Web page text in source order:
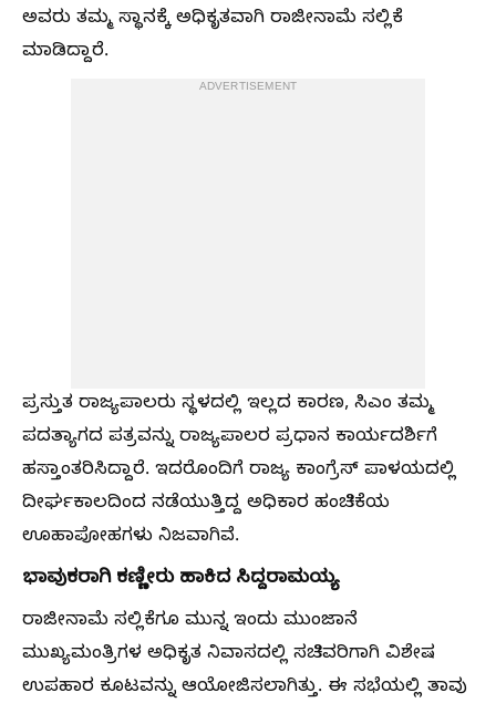
ಅವರು ತಮ್ಮ ಸ್ಥಾನಕ್ಕೆ ಅಧಿಕೃತವಾಗಿ ರಾಜೀನಾಮೆ ಸಲ್ಲಿಕೆ
ಮಾಡಿದ್ದಾರೆ.
ADVERTISEMENT
ಪ್ರಸ್ತುತ ರಾಜ್ಯಪಾಲರು ಸ್ಥಳದಲ್ಲಿ ಇಲ್ಲದ ಕಾರಣ, ಸಿಎಂ ತಮ್ಮ
ಪದತ್ಯಾಗದ ಪತ್ರವನ್ನು ರಾಜ್ಯಪಾಲರ ಪ್ರಧಾನ ಕಾರ್ಯದರ್ಶಿಗೆ
ಹಸ್ತಾಂತರಿಸಿದ್ದಾರೆ. ಇದರೊಂದಿಗೆ ರಾಜ್ಯ ಕಾಂಗ್ರೆಸ್ ಪಾಳಯದಲ್ಲಿ
ದೀರ್ಘಕಾಲದಿಂದ ನಡೆಯುತ್ತಿದ್ದ ಅಧಿಕಾರ ಹಂಚಿಕೆಯ
ಊಹಾಪೋಹಗಳು ನಿಜವಾಗಿವೆ.
ಭಾವುಕರಾಗಿ ಕಣ್ಣೀರು ಹಾಕಿದ ಸಿದ್ದರಾಮಯ್ಯ
ರಾಜೀನಾಮೆ ಸಲ್ಲಿಕೆಗೂ ಮುನ್ನ ಇಂದು ಮುಂಜಾನೆ
ಮುಖ್ಯಮಂತ್ರಿಗಳ ಅಧಿಕೃತ ನಿವಾಸದಲ್ಲಿ ಸಚಿವರಿಗಾಗಿ ವಿಶೇಷ
ಉಪಹಾರ ಕೂಟವನ್ನು ಆಯೋಜಿಸಲಾಗಿತ್ತು. ಈ ಸಭೆಯಲ್ಲಿ ತಾವು